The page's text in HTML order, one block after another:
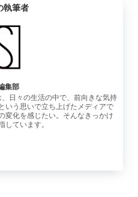
執筆者
集部
日々の生活の中で、前向きな気持
いう思いで立ち上げたメディアで
変化を感じたい。そんなきっかけ
しています。